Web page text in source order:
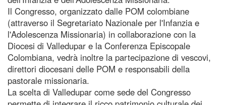
Il Congresso, organizzato dalle POM colombiane
(attraverso il Segretariato Nazionale per l'Infanzia e
l'Adolescenza Missionaria) in collaborazione con la
Diocesi di Valledupar e la Conferenza Episcopale
Colombiana, vedrà inoltre la partecipazione di vescovi,
direttori diocesani delle POM e responsabili della
pastorale missionaria.
La scelta di Valledupar come sede del Congresso